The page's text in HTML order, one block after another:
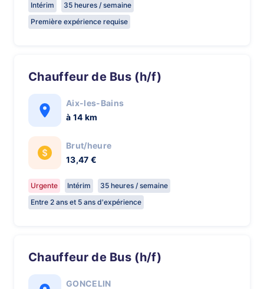
Intérim
35 heures / semaine
Première expérience requise
Chauffeur de Bus (h/f)
Aix-les-Bains
à 14 km
Brut/heure
13,47 €
Urgente Intérim
35 heures / semaine
Entre 2 ans et 5 ans d'expérience
Chauffeur de Bus (h/f)
GONCELIN